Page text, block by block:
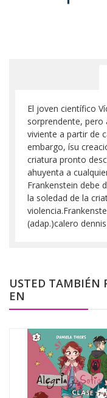
El joven científico
sorprendente,
viviente a partir de
embargo, ísu
criatura pronto
ahuyenta a
Frankenstein debe
la soledad de la
(adap.)calero
USTED TAMBIÉN
EN